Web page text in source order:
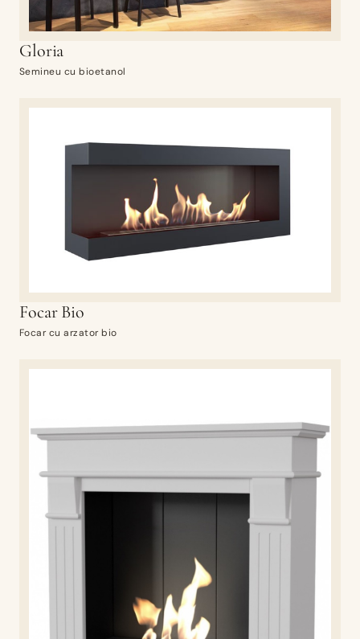
Gloria
Semineu cu bioetanol
Focar Bio
Focar cu arzator bio